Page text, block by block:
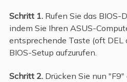
Schritt 1.Rufen Sie das BIOS-
indem Sie Ihren ASUS-
entsprechende Taste (oft DEL
BIOS-Setup aufzurufen.
Schritt 2.Drücken Sie nun